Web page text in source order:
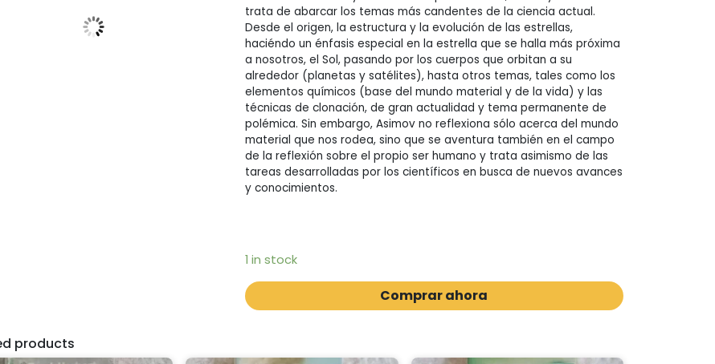
trata de abarcar los temas más candentes de la ciencia actual.
Desde el origen, la estructura y la evolución de las estrellas,
haciéndo un énfasis especial en la estrella que se halla más próxima
a nosotros, el Sol, pasando por los cuerpos que orbitan a su
alrededor (planetas y satélites), hasta otros temas, tales como los
elementos químicos (base del mundo material y de la vida) y las
técnicas de clonación, de gran actualidad y tema permanente de
polémica. Sin embargo, Asimov no reflexiona sólo acerca del mundo
material que nos rodea, sino que se aventura también en el campo
de la reflexión sobre el propio ser humano y trata asimismo de las
tareas desarrolladas por los científicos en busca de nuevos avances
y conocimientos.
1 in stock
Comprar ahora
products